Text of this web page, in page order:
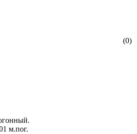
(0)
м.пог.